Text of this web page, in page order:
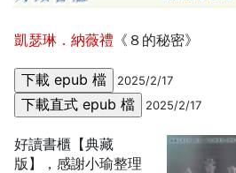
凱瑟琳．納薇禮 《８的秘密》
2025/2/17
2025/2/17
好讀書櫃【典藏
版】，感謝小瑜整理